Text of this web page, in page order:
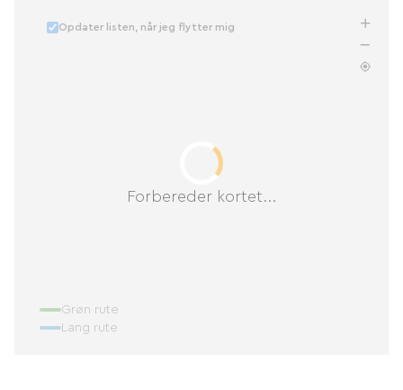
Forbereder kortet...
Opdater listen, når jeg flytter mig
Grøn rute
Lang rute